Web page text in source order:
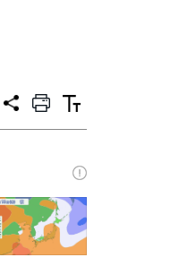
공
프
트
텍
트